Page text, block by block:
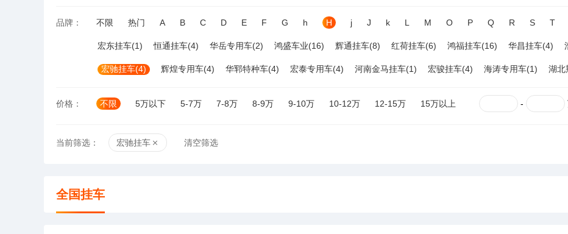
品牌： 不限 热门 A B C D E F G h H j J k L M O P Q R S T
宏东挂车(1) 恒通挂车(4) 华岳专用车(2) 鸿盛车业(16) 辉通挂车(8) 红荷挂车(6) 鸿福挂车(16) 华昌挂车(4)
宏驰挂车(4) 辉煌专用车(4) 华郓特种车(4) 宏泰专用车(4) 河南金马挂车(1) 宏骏挂车(4) 海涛专用车(1) 湖北
价格： 不限 5万以下 5-7万 7-8万 8-9万 9-10万 10-12万 12-15万 15万以上 -
当前筛选： 宏驰挂车 清空筛选
全国挂车